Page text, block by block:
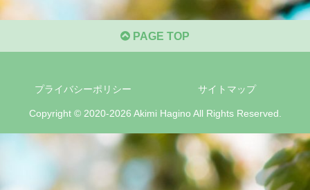
PAGE TOP
プライバシーポリシー サイトマップ
Copyright © 2020-2026 Akimi Hagino All Rights Reserved.